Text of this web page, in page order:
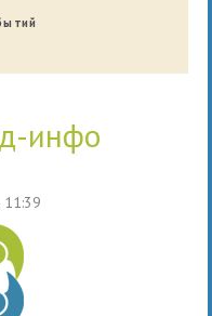
инфо
11:39